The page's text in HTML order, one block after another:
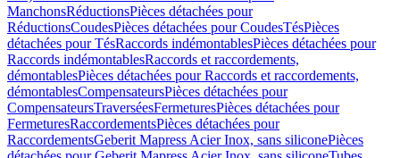
ManchonsRéductionsPièces détachées pour
RéductionsCoudesPièces détachées pour CoudesTésPièces
détachées pour TésRaccords indémontablesPièces détachées pour
Raccords indémontablesRaccords et raccordements,
démontablesPièces détachées pour Raccords et raccordements,
démontablesCompensateursPièces détachées pour
CompensateursTraverséesFermeturesPièces détachées pour
FermeturesRaccordementsPièces détachées pour
RaccordementsGeberit Mapress Acier Inox, sans siliconePièces